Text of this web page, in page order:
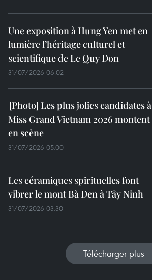
Une exposition à Hung Yen met en
lumière l’héritage culturel et
scientifique de Le Quy Don
31/07/2026 06:02
Les plus jolies candidates à
Miss Grand Vietnam 2026 montent
en scène
31/07/2026 05:00
Les céramiques spirituelles font
vibrer le mont Bà Den à Tây Ninh
31/07/2026 03:30
Télécharger plus